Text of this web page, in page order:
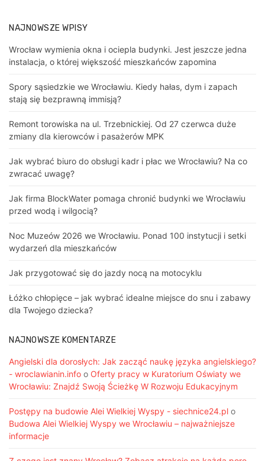
NAJNOWSZE WPISY
Wrocław wymienia okna i ociepla budynki. Jest jeszcze jedna
instalacja, o której większość mieszkańców zapomina
Spory sąsiedzkie we Wrocławiu. Kiedy hałas, dym i zapach
stają się bezprawną immisją?
Remont torowiska na ul. Trzebnickiej. Od 27 czerwca duże
zmiany dla kierowców i pasażerów MPK
Jak wybrać biuro do obsługi kadr i płac we Wrocławiu? Na co
zwracać uwagę?
Jak firma BlockWater pomaga chronić budynki we Wrocławiu
przed wodą i wilgocią?
Noc Muzeów 2026 we Wrocławiu. Ponad 100 instytucji i setki
wydarzeń dla mieszkańców
Jak przygotować się do jazdy nocą na motocyklu
Łóżko chłopięce – jak wybrać idealne miejsce do snu i zabawy
dla Twojego dziecka?
NAJNOWSZE KOMENTARZE
Angielski dla dorosłych: Jak zacząć naukę języka angielskiego?
- wroclawianin.info o Oferty pracy w Kuratorium Oświaty we
Wrocławiu: Znajdź Swoją Ścieżkę W Rozwoju Edukacyjnym
Postępy na budowie Alei Wielkiej Wyspy - siechnice24.pl o
Budowa Alei Wielkiej Wyspy we Wrocławiu – najważniejsze
informacje